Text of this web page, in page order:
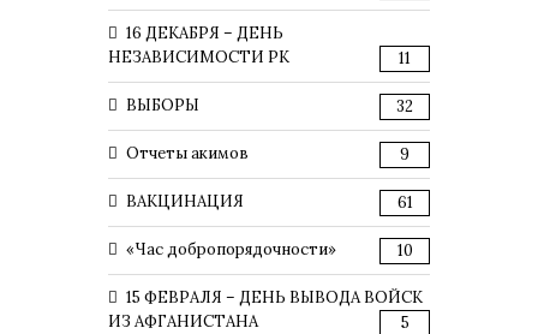
16 ДЕКАБРЯ – ДЕНЬ
НЕЗАВИСИМОСТИ РК
11
ВЫБОРЫ 32
Отчеты акимов 9
ВАКЦИНАЦИЯ 61
«Час добропорядочности» 10
15 ФЕВРАЛЯ – ДЕНЬ ВЫВОДА ВОЙСК
ИЗ АФГАНИСТАНА
5